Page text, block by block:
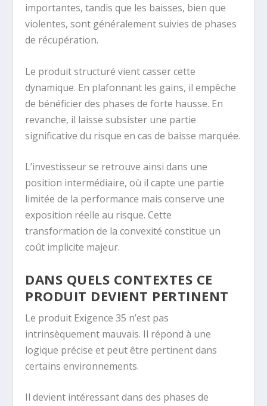
importantes, tandis que les baisses, bien que
violentes, sont généralement suivies de phases
de récupération.
Le produit structuré vient casser cette
dynamique. En plafonnant les gains, il empêche
de bénéficier des phases de forte hausse. En
revanche, il laisse subsister une partie
significative du risque en cas de baisse marquée.
L’investisseur se retrouve ainsi dans une
position intermédiaire, où il capte une partie
limitée de la performance mais conserve une
exposition réelle au risque. Cette
transformation de la convexité constitue un
coût implicite majeur.
DANS QUELS CONTEXTES CE
PRODUIT DEVIENT PERTINENT
Le produit Exigence 35 n’est pas
intrinsèquement mauvais. Il répond à une
logique précise et peut être pertinent dans
certains environnements.
Il devient intéressant dans des phases de